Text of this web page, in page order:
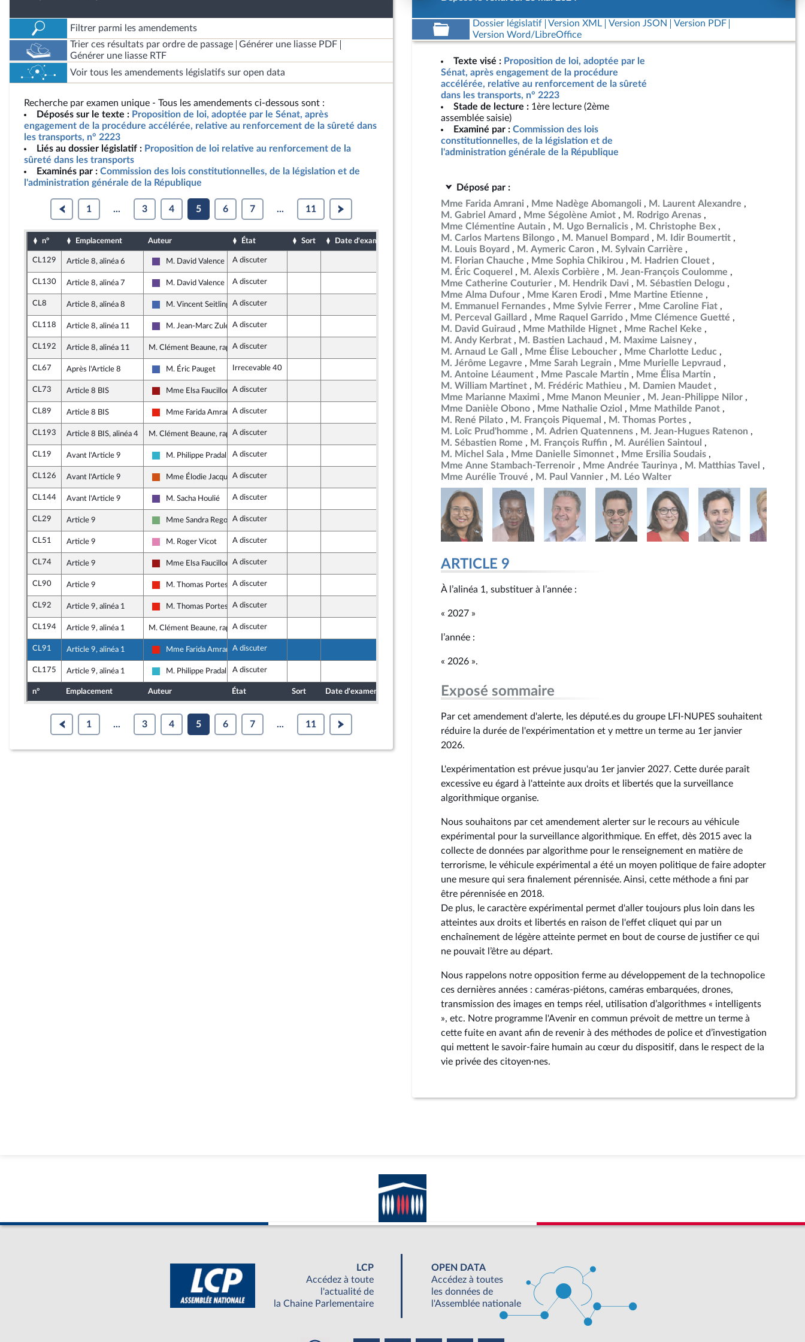
Filtrer parmi les amendements
Trier ces résultats par ordre de passage
Générer une liasse PDF
Générer une liasse RTF
Voir tous les amendements législatifs sur open data
Recherche par examen unique - Tous les amendements ci-dessous sont :
Déposés sur le texte : Proposition de loi, adoptée par le Sénat, après
engagement de la procédure accélérée, relative au renforcement de la sûreté dans
les transports, n° 2223
Liés au dossier législatif : Proposition de loi relative au renforcement de la
sûreté dans les transports
Examinés par : Commission des lois constitutionnelles, de la législation et de
l'administration générale de la République
1 ... 3 4 5 6 7 ... 11
n° Emplacement Auteur État Sort Date d'examen Date de dépôt
CL129 Article 8, alinéa 6
Renaissance
M. David Valence A discuter
CL130 Article 8, alinéa 7
Renaissance
M. David Valence A discuter 10 mai 2024
CL8 Article 8, alinéa 8
Les Républicains
M. Vincent SeitlingerA discuter 29 avril 2024
CL118 Article 8, alinéa 11
Renaissance
M. Jean-Marc ZulesiA discuter 10 mai 2024
CL192 Article 8, alinéa 11 M. Clément Beaune, rapporteur
A discuter 13 mai 2024
CL67 Après l'Article 8
Les Républicains
M. Éric Pauget Irrecevable 40
CL73 Article 8 BIS
Gauche démocrate et républicaine - NUPES
Mme Elsa Faucillon A discuter 10 mai 2024
CL89 Article 8 BIS
La France insoumise - Nouvelle Union Populaire écologique et sociale
Mme Farida Amrani A discuter 10 mai 2024
CL193 Article 8 BIS, alinéa 4 M. Clément Beaune, rapporteur
A discuter
CL19 Avant l'Article 9
Horizons et apparentés
M. Philippe Pradal A discuter
CL126 Avant l'Article 9
Démocrate (MoDem et Indépendants)
Mme Élodie Jacquier-Laforge
A discuter 10 mai 2024
CL144 Avant l'Article 9
Renaissance
M. Sacha Houlié A discuter
CL29 Article 9
Écologiste - NUPES
Mme Sandra Regol A discuter
CL51 Article 9
Socialistes et apparentés
M. Roger Vicot A discuter
CL74 Article 9
Gauche démocrate et républicaine - NUPES
Mme Elsa Faucillon A discuter
CL90 Article 9
La France insoumise - Nouvelle Union Populaire écologique et sociale
M. Thomas Portes A discuter
CL92 Article 9, alinéa 1
La France insoumise - Nouvelle Union Populaire écologique et sociale
M. Thomas Portes A discuter
CL194 Article 9, alinéa 1 M. Clément Beaune, rapporteur
A discuter
CL91 Article 9, alinéa 1
La France insoumise - Nouvelle Union Populaire écologique et sociale
Mme Farida Amrani A discuter
CL175 Article 9, alinéa 1
Horizons et apparentés
M. Philippe Pradal A discuter
n° Emplacement Auteur État Sort Date d'examen Date de dépôt
1 ... 3 4 5 6 7 ... 11
Dossier législatif Version XML Version JSON
Version PDF
Version Word/LibreOffice
Texte visé : Proposition de loi, adoptée par le
Sénat, après engagement de la procédure
accélérée, relative au renforcement de la sûreté
dans les transports, n° 2223
Stade de lecture : 1ère lecture (2ème
assemblée saisie)
Examiné par : Commission des lois
constitutionnelles, de la législation et de
l'administration générale de la République
Déposé par :
Mme Farida Amrani
Mme Nadège Abomangoli
M. Laurent Alexandre
M. Gabriel Amard
Mme Ségolène Amiot
M. Rodrigo Arenas
Mme Clémentine Autain
M. Ugo Bernalicis
M. Christophe Bex
M. Carlos Martens Bilongo
M. Manuel Bompard
M. Idir Boumertit
M. Louis Boyard
M. Aymeric Caron
M. Sylvain Carrière
M. Florian Chauche
Mme Sophia Chikirou
M. Hadrien Clouet
M. Éric Coquerel
M. Alexis Corbière
M. Jean-François Coulomme
Mme Catherine Couturier
M. Hendrik Davi
M. Sébastien Delogu
Mme Alma Dufour
Mme Karen Erodi
Mme Martine Etienne
M. Emmanuel Fernandes
Mme Sylvie Ferrer
Mme Caroline Fiat
M. Perceval Gaillard
Mme Raquel Garrido
Mme Clémence Guetté
M. David Guiraud
Mme Mathilde Hignet
Mme Rachel Keke
M. Andy Kerbrat
M. Bastien Lachaud
M. Maxime Laisney
M. Arnaud Le Gall
Mme Élise Leboucher
Mme Charlotte Leduc
M. Jérôme Legavre
Mme Sarah Legrain
Mme Murielle Lepvraud
M. Antoine Léaument
Mme Pascale Martin
Mme Élisa Martin
M. William Martinet
M. Frédéric Mathieu
M. Damien Maudet
Mme Marianne Maximi
Mme Manon Meunier
M. Jean-Philippe Nilor
Mme Danièle Obono
Mme Nathalie Oziol
Mme Mathilde Panot
M. René Pilato
M. François Piquemal
M. Thomas Portes
M. Loïc Prud'homme
M. Adrien Quatennens
M. Jean-Hugues Ratenon
M. Sébastien Rome
M. François Ruffin
M. Aurélien Saintoul
M. Michel Sala
Mme Danielle Simonnet
Mme Ersilia Soudais
Mme Anne Stambach-Terrenoir
Mme Andrée Taurinya
M. Matthias Tavel
Mme Aurélie Trouvé
M. Paul Vannier M. Léo Walter
ARTICLE 9
À l’alinéa 1, substituer à l’année :
« 2027 »
l’année :
« 2026 ».
Exposé sommaire
Par cet amendement d'alerte, les député.es du groupe LFI-NUPES souhaitent
réduire la durée de l'expérimentation et y mettre un terme au 1er janvier
2026.
L'expérimentation est prévue jusqu'au 1er janvier 2027. Cette durée paraît
excessive eu égard à l'atteinte aux droits et libertés que la surveillance
algorithmique organise.
Nous souhaitons par cet amendement alerter sur le recours au véhicule
expérimental pour la surveillance algorithmique. En effet, dès 2015 avec la
collecte de données par algorithme pour le renseignement en matière de
terrorisme, le véhicule expérimental a été un moyen politique de faire adopter
une mesure qui sera finalement pérennisée. Ainsi, cette méthode a fini par
être pérennisée en 2018.
De plus, le caractère expérimental permet d'aller toujours plus loin dans les
atteintes aux droits et libertés en raison de l'effet cliquet qui par un
enchaînement de légère atteinte permet en bout de course de justifier ce qui
ne pouvait l’être au départ.
Nous rappelons notre opposition ferme au développement de la technopolice
ces dernières années : caméras-piétons, caméras embarquées, drones,
transmission des images en temps réel, utilisation d’algorithmes « intelligents
», etc. Notre programme l'Avenir en commun prévoit de mettre un terme à
cette fuite en avant afin de revenir à des méthodes de police et d’investigation
qui mettent le savoir-faire humain au cœur du dispositif, dans le respect de la
vie privée des citoyen·nes.
LCP
Accédez à toute
l'actualité de
la Chaine Parlementaire
OPEN DATA
Accédez à toutes
les données de
l'Assemblée nationale